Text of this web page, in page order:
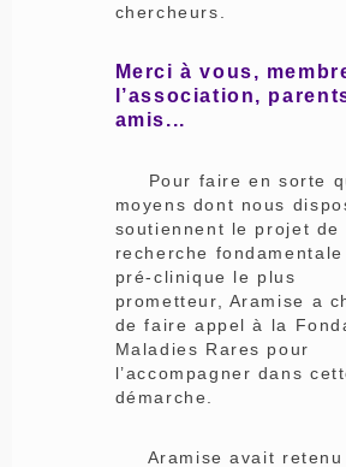
chercheurs.
Merci à vous,
l’association,
amis...
Pour faire en sorte
moyens dont nous
soutiennent le projet de
recherche fondamentale
pré-clinique le plus
prometteur, Aramise a
de faire appel à la
Maladies Rares pour
l’accompagner dans
démarche.
Aramise avait retenu